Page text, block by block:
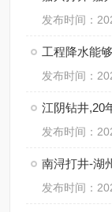
发布时间：
工程降水能
发布时间：
发布时间：
南浔打井-湖
发布时间：